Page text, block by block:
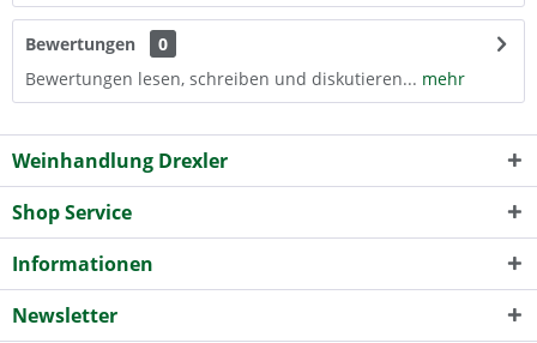
Bewertungen
0
Bewertungen lesen, schreiben und diskutieren... mehr
Weinhandlung Drexler
Shop Service
Informationen
Newsletter